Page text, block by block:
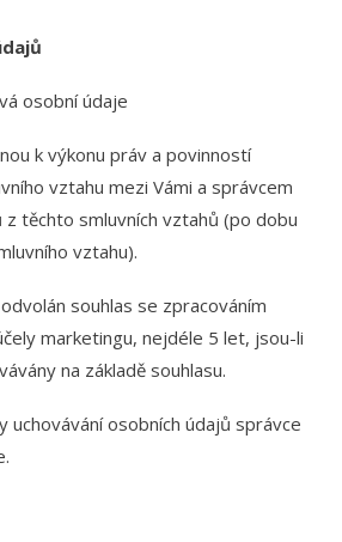
osobní údaje
k výkonu práv a povinností
vztahu mezi Vámi a správcem
z těchto smluvních vztahů (po dobu
vztahu).
souhlas se zpracováním
marketingu, nejdéle 5 let, jsou-li
na základě souhlasu.
osobních údajů správce